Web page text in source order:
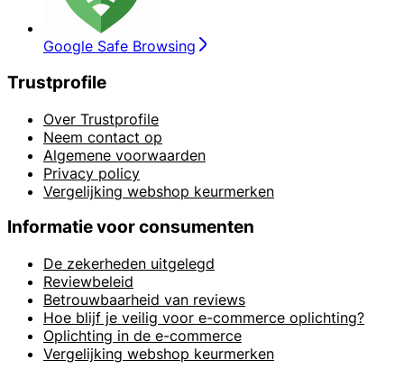
Google Safe Browsing
Trustprofile
Over Trustprofile
Neem contact op
Algemene voorwaarden
Privacy policy
Vergelijking webshop keurmerken
Informatie voor consumenten
De zekerheden uitgelegd
Reviewbeleid
Betrouwbaarheid van reviews
Hoe blijf je veilig voor e-commerce oplichting?
Oplichting in de e-commerce
Vergelijking webshop keurmerken